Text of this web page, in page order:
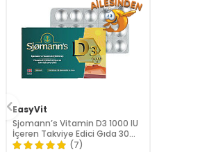
EasyVit
Sjomann’s Vitamin D3 1000 IU
İçeren Takviye Edici Gıda 30
Adet Çiğnenebilir Jel Form
(7)